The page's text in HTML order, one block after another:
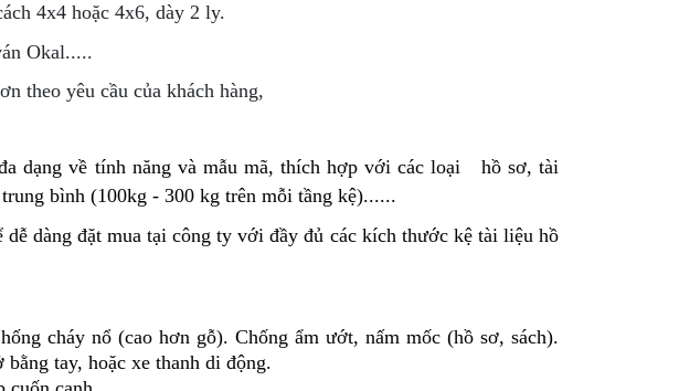
4x4 hoặc 4x6, dày 2 ly.
Okal.....
theo yêu cầu của khách hàng,
dạng về tính năng và mẫu mã, thích hợp với các loại hồ sơ, tài
bình (100kg - 300 kg trên mỗi tầng kệ)......
dễ dàng đặt mua tại công ty với đầy đủ các kích thước kệ tài liệu hồ
cháy nổ (cao hơn gỗ). Chống ẩm ướt, nấm mốc (hồ sơ, sách).
tay, hoặc xe thanh di động.